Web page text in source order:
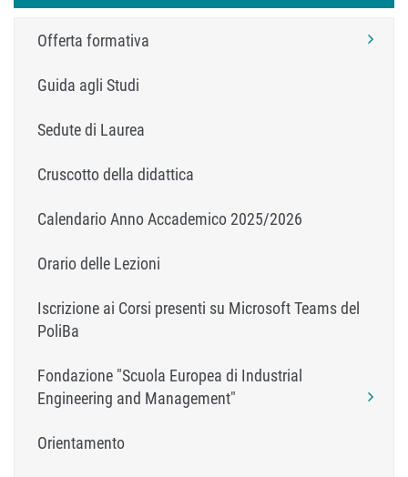
Offerta formativa
Guida agli Studi
Sedute di Laurea
Cruscotto della didattica
Calendario Anno Accademico 2025/2026
Orario delle Lezioni
Iscrizione ai Corsi presenti su Microsoft Teams del
PoliBa
Fondazione "Scuola Europea di Industrial
Engineering and Management"
Orientamento